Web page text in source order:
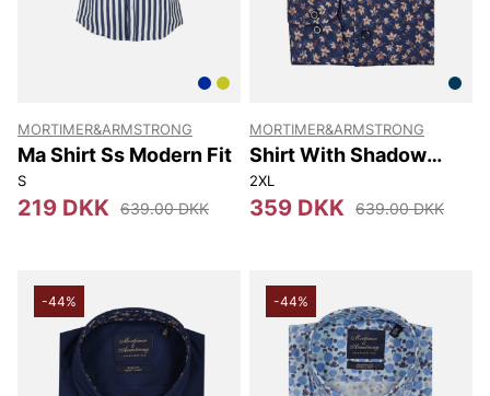
MORTIMER&ARMSTRONG
Ma Shirt Ss Modern Fit
S
219 DKK 639.00 DKK
MORTIMER&ARMSTRONG
Shirt With Shadow
Flowers Slim Fit
2XL
359 DKK 639.00 DKK
-44% -44%